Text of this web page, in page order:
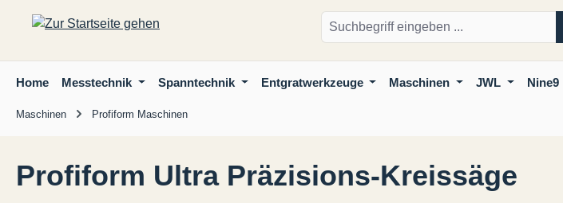
Hauptinhalt springen
Zur Suche springen
Zur Hauptnavigation springen
Home Messtechnik Spanntechnik Entgratwerkzeuge Maschinen JWL Nine9
Maschinen Profiform Maschinen
Profiform Ultra Präzisions-Kreissäge